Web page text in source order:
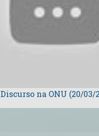
Discurso na ONU (20/03/